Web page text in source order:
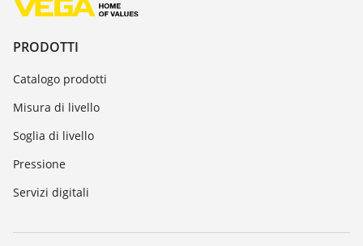
PRODOTTI
Catalogo prodotti
Misura di livello
Soglia di livello
Pressione
Servizi digitali